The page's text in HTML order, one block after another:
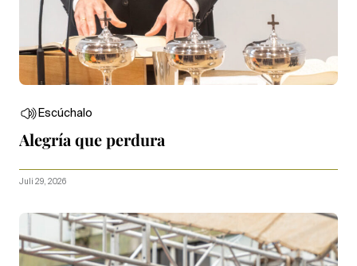
Escúchalo
Alegría que perdura
Juli 29, 2026